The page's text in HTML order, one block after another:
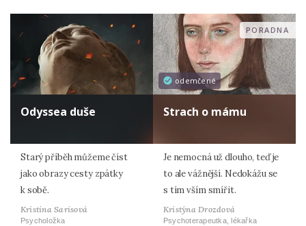
Odyssea duše
Starý příběh můžeme číst
jako obrazy cesty zpátky
k sobě.
Kristina Sarisová
Psycholožka
odemčené
PORADNA
Strach o mámu
Je nemocná už dlouho, teď je
to ale vážnější. Nedokážu se
s tím vším smířit.
Kristýna Drozdová
Psychoterapeutka, lékařka